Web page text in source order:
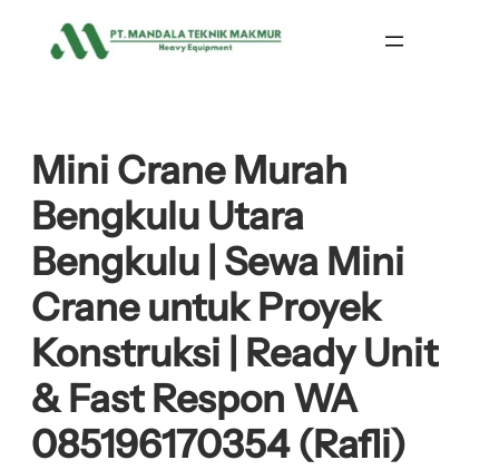
Mini Crane Murah
Bengkulu Utara
Bengkulu | Sewa Mini
Crane untuk Proyek
Konstruksi | Ready Unit
& Fast Respon WA
085196170354 (Rafli)